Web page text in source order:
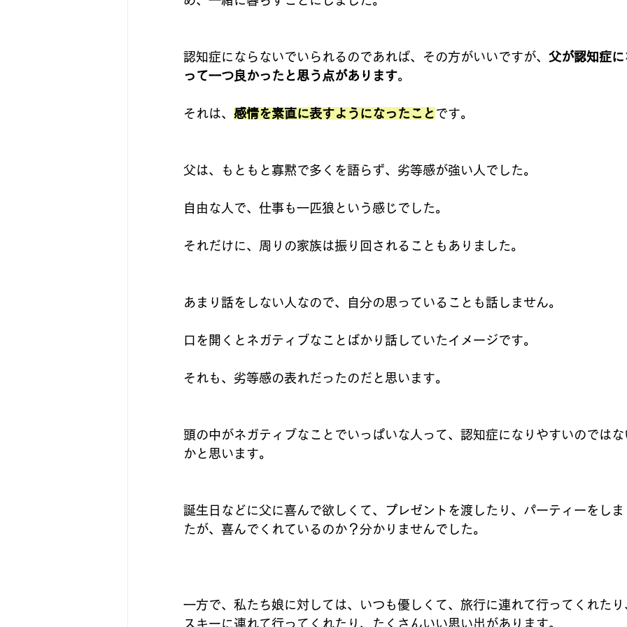
認知症にならないでいられるのであれば、その方がいいですが、 父が認知症に
って一つ良かったと思う点があります。
それは、 感情を素直に表すようになったこと です。
父は、もともと寡黙で多くを語らず、劣等感が強い人でした。
自由な人で、仕事も一匹狼という感じでした。
それだけに、周りの家族は振り回されることもありました。
あまり話をしない人なので、自分の思っていることも話しません。
口を開くとネガティブなことばかり話していたイメージです。
それも、劣等感の表れだったのだと思います。
頭の中がネガティブなことでいっぱいな人って、認知症になりやすいのではな
かと思います。
誕生日などに父に喜んで欲しくて、プレゼントを渡したり、パーティーをしま
たが、喜んでくれているのか？分かりませんでした。
一方で、私たち娘に対しては、いつも優しくて、旅行に連れて行ってくれたり
スキーに連れて行ってくれたり、たくさんいい思い出があります。